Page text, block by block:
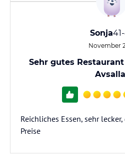
Sonja
November
Sehr gutes
Reichliches Essen, sehr
Preise